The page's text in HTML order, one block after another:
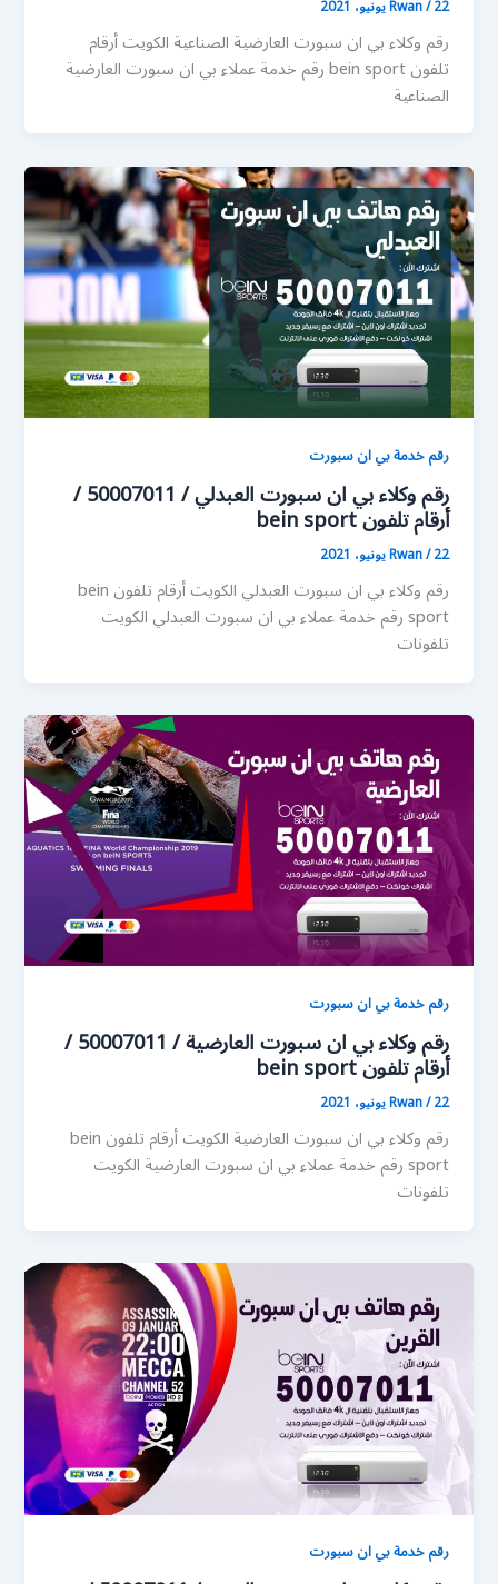
Rwan/22 يونيو، 2021
رقم وكلاء بي ان سبورت العارضية الصناعية الكويت أرقام
تلفون bein sport رقم خدمة عملاء بي ان سبورت العارضية
الصناعية
رقم خدمة بي ان سبورت
رقم وكلاء بي ان سبورت العبدلي / 50007011 /
أرقام تلفون bein sport
Rwan/22 يونيو، 2021
رقم وكلاء بي ان سبورت العبدلي الكويت أرقام تلفون bein
sport رقم خدمة عملاء بي ان سبورت العبدلي الكويت
تلفونات
رقم خدمة بي ان سبورت
رقم وكلاء بي ان سبورت العارضية / 50007011 /
أرقام تلفون bein sport
Rwan/22 يونيو، 2021
رقم وكلاء بي ان سبورت العارضية الكويت أرقام تلفون bein
sport رقم خدمة عملاء بي ان سبورت العارضية الكويت
تلفونات
رقم خدمة بي ان سبورت